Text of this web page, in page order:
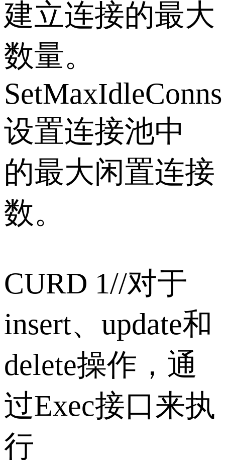
建立连接的最大
数量。
SetMaxIdleConns
设置连接池中
的最大闲置连接
数。
CURD 1//对于
insert、update和
delete操作，通
过Exec接口来执
行